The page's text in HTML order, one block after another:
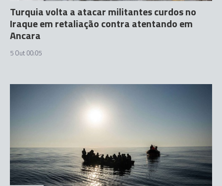
Turquia volta a atacar militantes curdos no
Iraque em retaliação contra atentando em
Ancara
5 Out 00:05